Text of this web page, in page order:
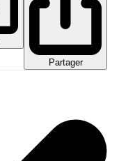
Partager